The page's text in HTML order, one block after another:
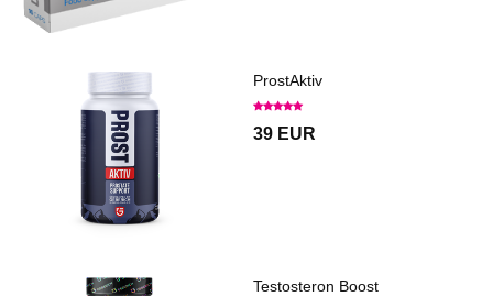
ProstAktiv
39 EUR
Testosteron Boost